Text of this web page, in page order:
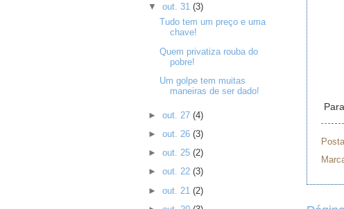
▼ out. 31 (3)
Tudo tem um preço e uma
chave!
Quem privatiza rouba do
pobre!
Um golpe tem muitas
maneiras de ser dado!
► out. 27 (4)
► out. 26 (3)
► out. 25 (2)
► out. 22 (3)
► out. 21 (2)